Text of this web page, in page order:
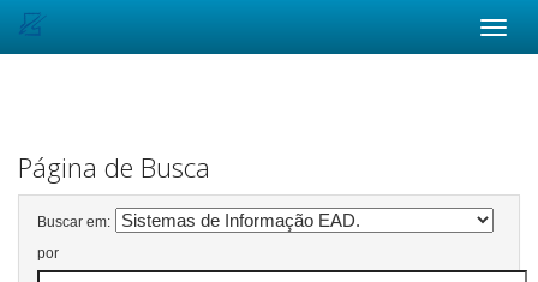
Página de Busca
Buscar em:
por